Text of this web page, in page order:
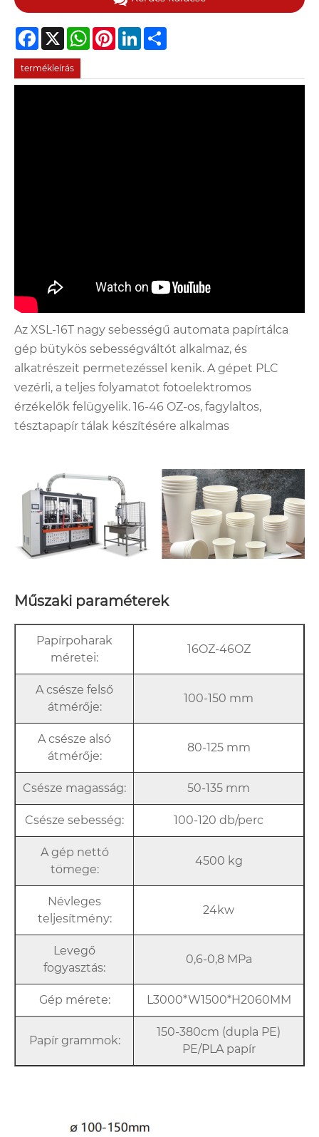
Facebook
X WhatsAppPinterestLinkedIn
termékleírás
Az XSL-16T nagy sebességű automata papírtálca
gép bütykös sebességváltót alkalmaz, és
alkatrészeit permetezéssel kenik. A gépet PLC
vezérli, a teljes folyamatot fotoelektromos
érzékelők felügyelik. 16-46 OZ-os, fagylaltos,
tésztapapír tálak készítésére alkalmas
Műszaki paraméterek
Papírpoharak
méretei:
16OZ-46OZ
A csésze felső
átmérője:
100-150 mm
A csésze alsó
átmérője:
80-125 mm
Csésze magasság: 50-135 mm
Csésze sebesség: 100-120 db/perc
A gép nettó
tömege:
4500 kg
Névleges
teljesítmény:
24kw
Levegő
fogyasztás:
0,6-0,8 MPa
Gép mérete: L3000*W1500*H2060MM
Papír grammok:
150-380cm (dupla PE)
PE/PLA papír